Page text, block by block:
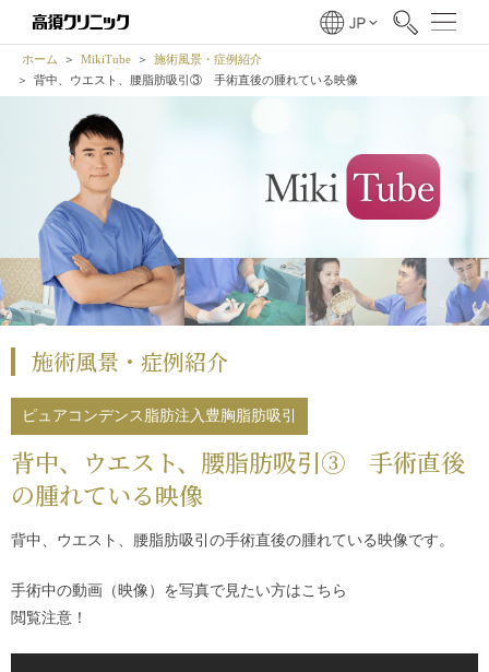
ホーム MikiTube
施術風景・症例紹介
背中、ウエスト、腰脂肪吸引③ 手術直後の腫れている映像
施術風景・症例紹介
ピュアコンデンス脂肪注入豊胸脂肪吸引
背中、ウエスト、腰脂肪吸引③ 手術直後
の腫れている映像
背中、ウエスト、腰脂肪吸引の手術直後の腫れている映像です。
手術中の動画（映像）を写真で見たい方はこちら
閲覧注意！